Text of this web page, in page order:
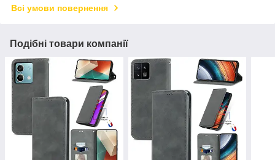
Всі умови повернення
Подібні товари компанії